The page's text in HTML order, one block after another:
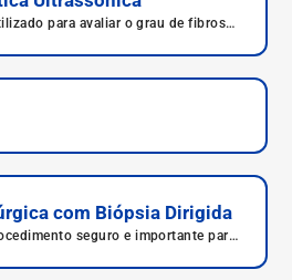
para avaliar o grau de fibrose
com Biópsia Dirigida
seguro e importante para
médica, é fundamental realizar o